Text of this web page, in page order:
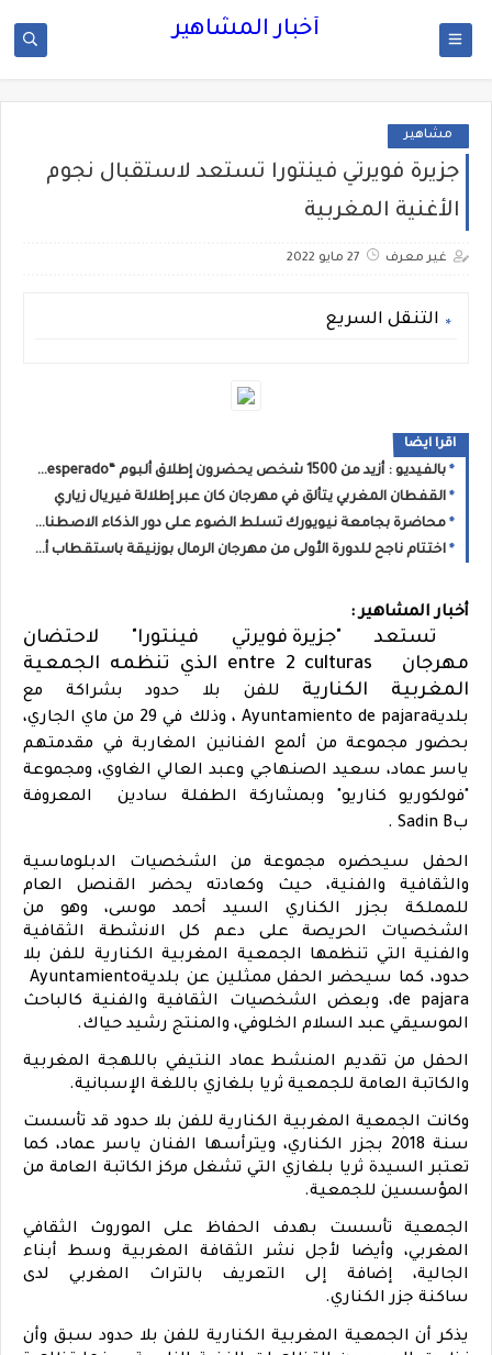
أخبار المشاهير
مشاهير
جزيرة فويرتي فينتورا تستعد لاستقبال نجوم
الأغنية المغربية
غير معرف 27 مايو 2022
التنقل السريع
اقرا ايضا
بالفيديو : أزيد من 1500 شخص يحضرون إطلاق ألبوم “Desperado” لـ STORMY
القفطان المغربي يتألق في مهرجان كان عبر إطلالة فيريال زياري
محاضرة بجامعة نيويورك تسلط الضوء على دور الذكاء الاصطناعي في نشر الكراهية
اختتام ناجح للدورة الأولى من مهرجان الرمال بوزنيقة باستقطاب أزيد من 80 ألف متفرج خلال يومين
أخبار المشاهير :
تستعد "جزيرة فويرتي فينتورا" لاحتضان
مهرجان
entre 2 culturas الذي تنظمه الجمعية
المغربية الكنارية للفن بلا حدود بشراكة مع
بلديةAyuntamiento de pajara
، وذلك في 29 من ماي الجاري،
بحضور مجموعة من ألمع الفنانين المغاربة في مقدمتهم
ياسر عماد، سعيد الصنهاجي وعبد العالي الغاوي، ومجموعة
"فولكوريو كناريو" وبمشاركة الطفلة سادين المعروفة
بSadin B
.
الحفل سيحضره مجموعة من الشخصيات الدبلوماسية
والثقافية والفنية، حيث وكعادته يحضر القنصل العام
للمملكة بجزر الكناري السيد أحمد موسى، وهو من
الشخصيات الحريصة على دعم كل الانشطة الثقافية
والفنية التي تنظمها الجمعية المغربية الكنارية للفن بلا
حدود، كما سيحضر الحفل ممثلين عن بلديةAyuntamiento
de pajara، وبعض الشخصيات الثقافية والفنية كالباحث
الموسيقي عبد السلام الخلوفي، والمنتج رشيد حياك.
الحفل من تقديم المنشط عماد النتيفي باللهجة المغربية
والكاتبة العامة للجمعية ثريا بلغازي باللغة الإسبانية.
وكانت الجمعية المغربية الكنارية للفن بلا حدود قد تأسست
سنة 2018 ب
جزر الكناري، ويترأسها الفنان ياسر عماد، كما
تعتبر السيدة ثريا بلغازي التي تشغل مركز الكاتبة العامة من
المؤسسين للجمعية.
الجمعية تأسست بهدف الحفاظ على الموروث الثقافي
المغربي، وأيضا لأجل نشر الثقافة المغربية وسط أبناء
الجالية، إضافة إلى التعريف بالتراث المغربي لدى
ساكنة جزر الكناري.
يذكر أن الجمعية المغربية الكنارية للفن بلا حدود سبق وأن